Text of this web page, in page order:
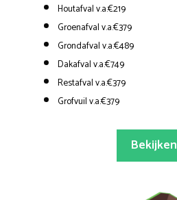
Houtafval v.a.€219
Groenafval v.a.€379
Grondafval v.a.€489
Dakafval v.a.€749
Restafval v.a.€379
Grofvuil v.a.€379
Bekijken